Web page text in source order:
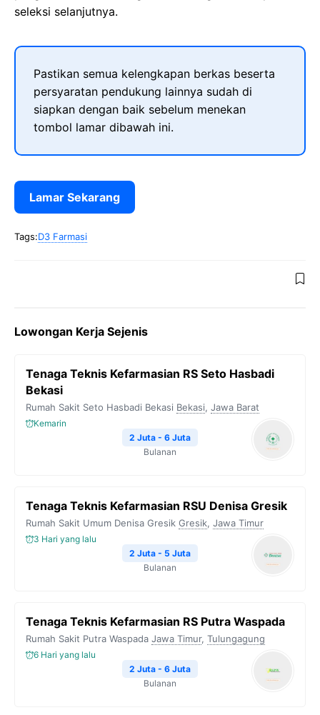
seleksi selanjutnya.
Pastikan semua kelengkapan berkas beserta
persyaratan pendukung lainnya sudah di
siapkan dengan baik sebelum menekan
tombol lamar dibawah ini.
Lamar Sekarang
Tags:D3 Farmasi
Lowongan Kerja Sejenis
Tenaga Teknis Kefarmasian RS Seto Hasbadi
Bekasi
Rumah Sakit Seto Hasbadi Bekasi Bekasi, Jawa Barat
Kemarin
2 Juta - 6 Juta
Bulanan
Tenaga Teknis Kefarmasian RSU Denisa Gresik
Rumah Sakit Umum Denisa Gresik Gresik, Jawa Timur
3 Hari yang lalu
2 Juta - 5 Juta
Bulanan
Tenaga Teknis Kefarmasian RS Putra Waspada
Rumah Sakit Putra Waspada Jawa Timur, Tulungagung
6 Hari yang lalu
2 Juta - 6 Juta
Bulanan